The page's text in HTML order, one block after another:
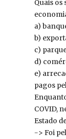
Quais
a)
b)
c)
d)
e)
pagos
COVID,
Estado
-> Foi